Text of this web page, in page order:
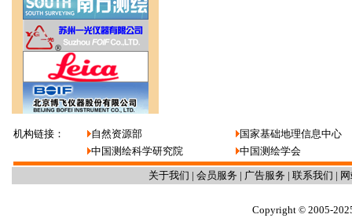
机构链接： 自然资源部
国家基础地理信息中心
中国测绘科学研究院
中国测绘学会
关于我们 | 会员服务 | 广告服务 | 联系我们 |
Copyright © 2005-